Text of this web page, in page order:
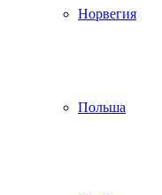
Норвегия
Польша